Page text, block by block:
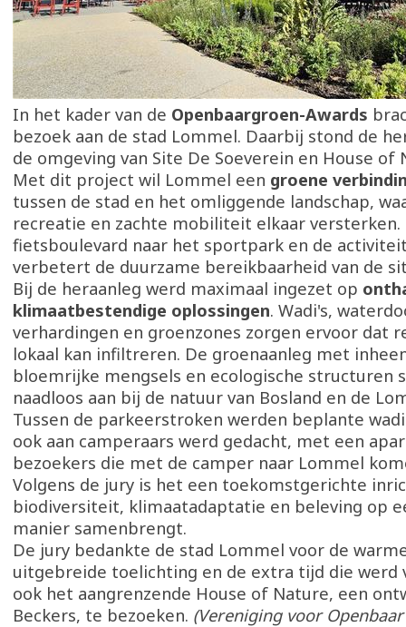
In het kader van de Openbaargroen-Awards
bezoek aan de stad Lommel. Daarbij stond de
de omgeving van Site De Soeverein en House of
Met dit project wil Lommel een groene
tussen de stad en het omliggende landschap,
recreatie en zachte mobiliteit elkaar versterken.
fietsboulevard naar het sportpark en de
verbetert de duurzame bereikbaarheid van de
Bij de heraanleg werd maximaal ingezet op
klimaatbestendige oplossingen. Wadi's,
verhardingen en groenzones zorgen ervoor dat
lokaal kan infiltreren. De groenaanleg met
bloemrijke mengsels en ecologische structuren
naadloos aan bij de natuur van Bosland en de
Tussen de parkeerstroken werden beplante
ook aan camperaars werd gedacht, met een
bezoekers die met de camper naar Lommel
Volgens de jury is het een toekomstgerichte
biodiversiteit, klimaatadaptatie en beleving op
manier samenbrengt.
De jury bedankte de stad Lommel voor de
uitgebreide toelichting en de extra tijd die werd
ook het aangrenzende House of Nature, een
Beckers, te bezoeken. (Vereniging voor